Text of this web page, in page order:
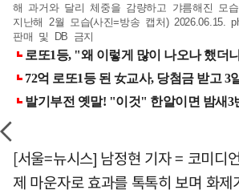
해 과거와 달리 체중을 감량하고 갸름해진 모
지난해 2월 모습(사진=방송 캡처) 2026.06.15.
판매 및 DB 금지
[서울=뉴시스] 남정현 기자 = 코미디
제 마운자로 효과를 톡톡히 보며 화제